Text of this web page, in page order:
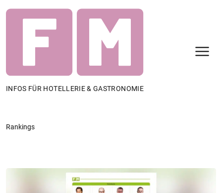
INFOS FÜR HOTELLERIE & GASTRONOMIE
Rankings